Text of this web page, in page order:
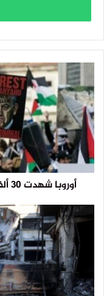
أوروبا شهدت 30 ألف مظاهرة دعمًا لغزة خلال 470 يومًا